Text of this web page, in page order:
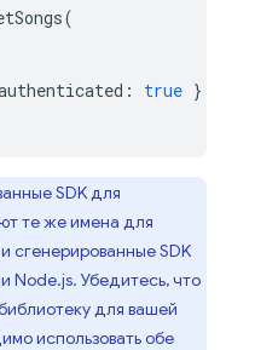
(
: true }
SDK для
те же имена для
сгенерированные SDK
Node.js. Убедитесь, что
для вашей
использовать обе